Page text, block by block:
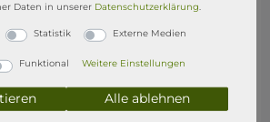
17 - 19 Uhr
Daten in unserer Daten­schutz­erklärung
Statistik Externe Medien
Funktional Weitere Einstellungen
Alle ablehnen